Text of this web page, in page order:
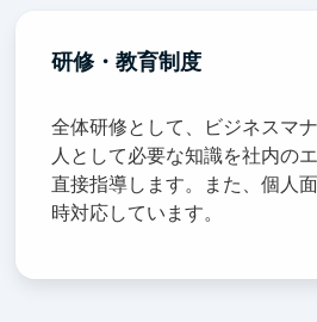
研修・教育制度
全体研修として、ビジネスマ
人として必要な知識を社内の
直接指導します。また、個人
時対応しています。